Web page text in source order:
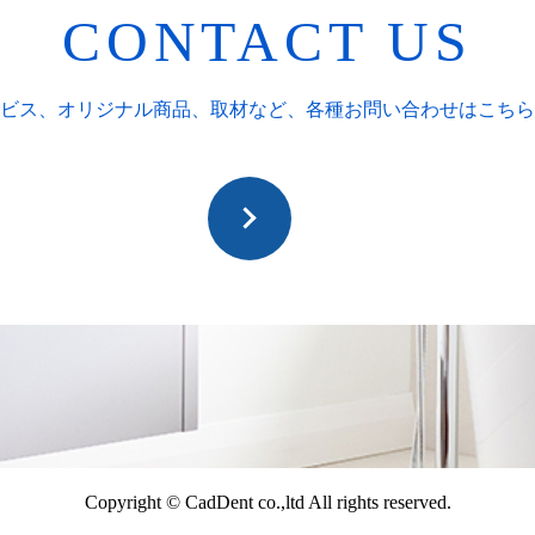
CONTACT US
ス、オリジナル商品、取材など、 各種お問い合わせはこち
Copyright © CadDent co.,ltd All rights reserved.